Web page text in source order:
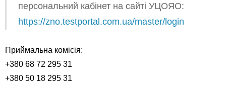
персональний кабінет на сайті УЦОЯО:
https://zno.testportal.com.ua/master/login
Приймальна комісія:
+380 68 72 295 31
+380 50 18 295 31